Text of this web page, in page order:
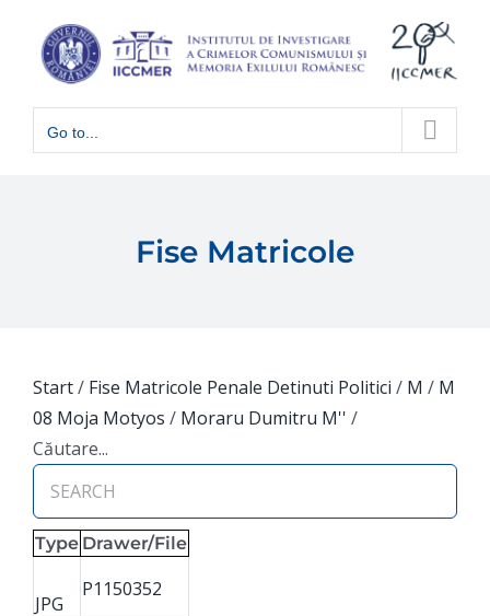
content
Go to...
Fise Matricole
Start/ Fise Matricole Penale Detinuti Politici / M / M
08 Moja Motyos / Moraru Dumitru M'' /
Căutare...
Type Drawer/File
JPG
P1150352